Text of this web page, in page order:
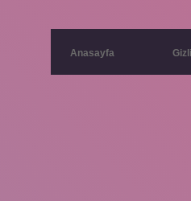
Anasayfa